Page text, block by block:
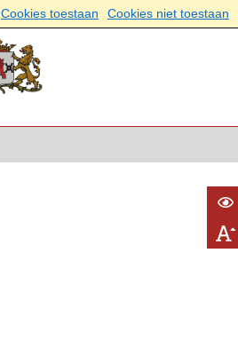
Cookies toestaan Cookies niet toestaan